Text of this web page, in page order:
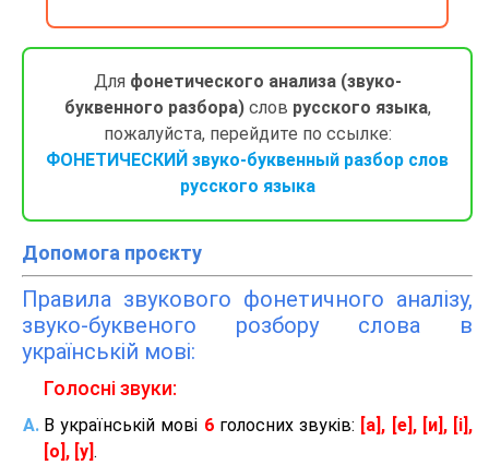
Для фонетического анализа (звуко-
буквенного разбора)слов русского языка,
пожалуйста, перейдите по ссылке:
ФОНЕТИЧЕСКИЙ звуко-буквенный разбор слов
русского языка
Допомога проєкту
Правила звукового фонетичного аналізу,
звуко-буквеного розбору слова в
українській мові:
Голосні звуки:
В українській мові 6голосних звуків:
[а], [е], [и], [і],
[о], [у] .